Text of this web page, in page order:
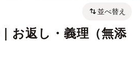
並べ替え
お返し・義理（無添